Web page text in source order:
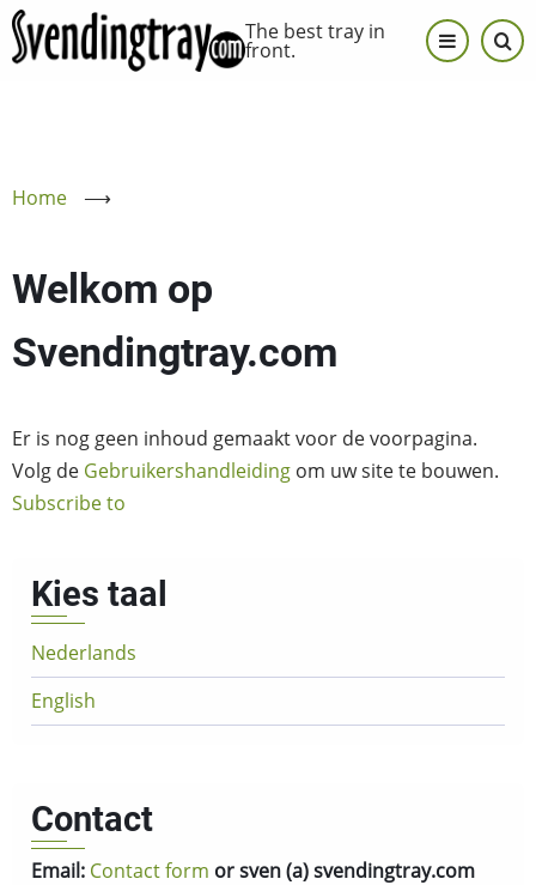
Skip
to
The best tray in
front.
Home ⟶
Welkom op
Svendingtray.com
Er is nog geen inhoud gemaakt voor de voorpagina.
Volg de Gebruikershandleiding om uw site te bouwen.
Subscribe to
Kies taal
Nederlands
English
Contact
Email: Contact form or sven (a) svendingtray.com